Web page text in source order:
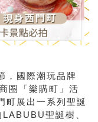
，國際潮玩品牌
圈「樂購町」活
町展出一系列聖誕
聖誕樹、